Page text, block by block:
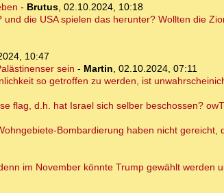
- Brutus, 02.10.2024, 10:18
die USA spielen das herunter? Wollten die
10:47
sein - Martin, 02.10.2024, 07:11
so getroffen zu werden, ist
flag, d.h. hat Israel sich selber beschossen? owT
Bombardierung haben nicht gereicht,
im November könnte Trump gewählt werden